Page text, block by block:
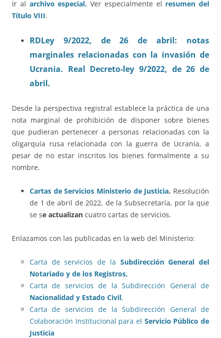
Ir al archivo especial. Ver especialmente el resumen del
Título VIII.
RDLey 9/2022, de 26 de abril: notas
marginales relacionadas con la invasión de
Ucrania. Real Decreto-ley 9/2022, de 26 de
abril.
Desde la perspectiva registral establece la práctica de una
nota marginal de prohibición de disponer sobre bienes
que pudieran pertenecer a personas relacionadas con la
oligarquía rusa relacionada con la guerra de Ucrania, a
pesar de no estar inscritos los bienes formalmente a su
nombre.
Cartas de Servicios Ministerio de Justicia. Resolución
de 1 de abril de 2022, de la Subsecretaría, por la que
se se actualizan cuatro cartas de servicios.
Enlazamos con las publicadas en la web del Ministerio:
Carta de servicios de la Subdirección General del
Notariado y de los Registros,
Carta de servicios de la Subdirección General de
Nacionalidad y Estado Civil,
Carta de servicios de la Subdirección General de
Colaboración Institucional para el Servicio Público de
Justicia